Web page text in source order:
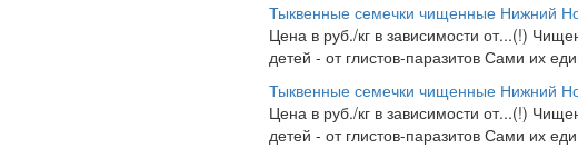
Тыквенные семечки чищенные Нижний
Цена в руб./кг в зависимости от...(!)
детей - от глистов-паразитов Сами их
Тыквенные семечки чищенные Нижний
Цена в руб./кг в зависимости от...(!)
детей - от глистов-паразитов Сами их